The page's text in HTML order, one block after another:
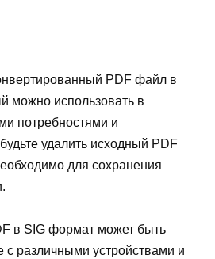
PDF файл в
можно использовать в
потребностями и
удалить исходный PDF
для сохранения
в SIG формат может быть
с различными устройствами и